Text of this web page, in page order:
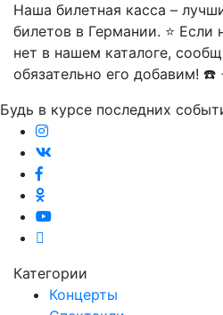
Наша билетная касса –
билетов в Германии. ⭐
нет в нашем каталоге,
обязательно его добавим! ☎️
Будь в курсе последних
Категории
Концерты